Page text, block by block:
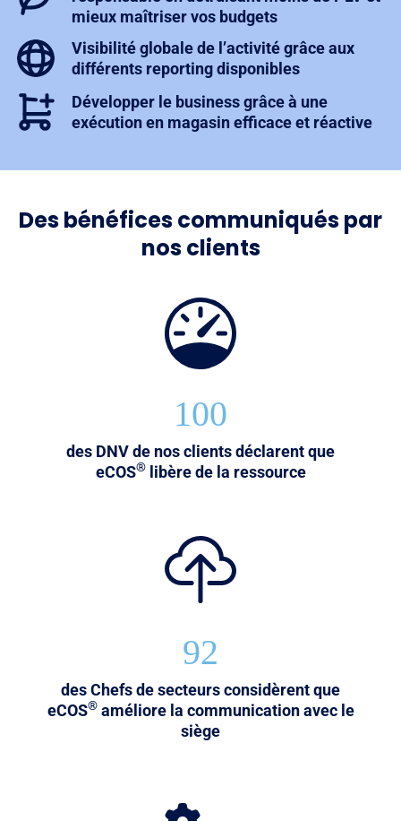
mieux maîtriser vos budgets
Visibilité globale de l’activité grâce aux
différents reporting disponibles
Développer le business grâce à une
exécution en magasin efficace et réactive
Des bénéfices communiqués par
nos clients
100
des DNV de nos clients déclarent que
eCOS®libère de la ressource
92
des Chefs de secteurs considèrent que
eCOS®améliore la communication avec le
siège